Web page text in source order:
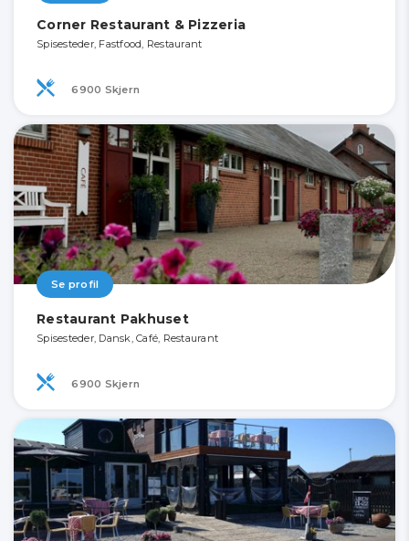
Corner Restaurant & Pizzeria
Spisesteder, Fastfood, Restaurant
6900 Skjern
Se profil
Restaurant Pakhuset
Spisesteder, Dansk, Café, Restaurant
6900 Skjern